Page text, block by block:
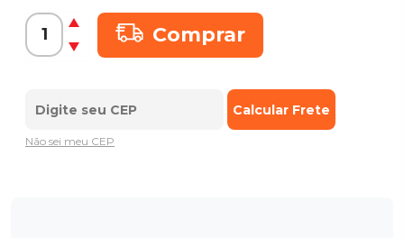
Comprar
Não sei meu CEP